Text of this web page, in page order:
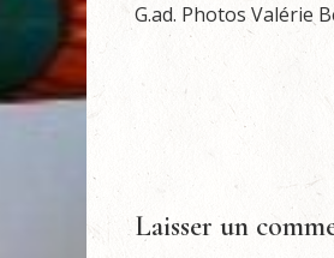
G.ad. Photos Valérie
Laisser un